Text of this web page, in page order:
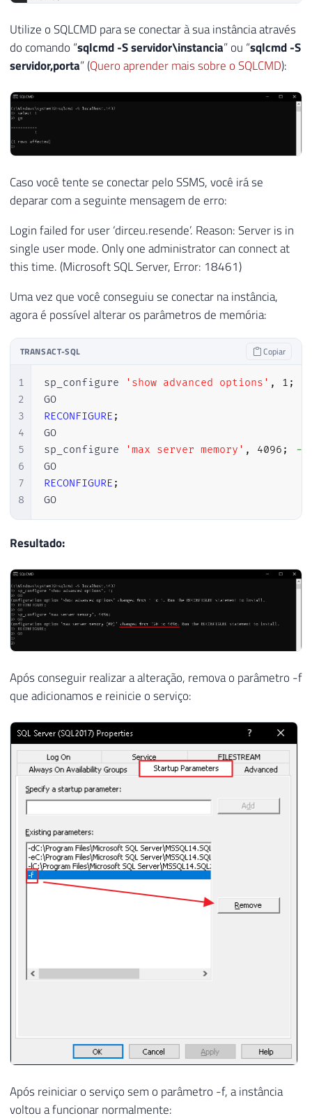
Utilize o SQLCMD para se conectar à sua instância através
do comando “sqlcmd -S servidor\instancia” ou “sqlcmd -S
servidor,porta” (Quero aprender mais sobre o SQLCMD):
Caso você tente se conectar pelo SSMS, você irá se
deparar com a seguinte mensagem de erro:
Login failed for user ‘dirceu.resende’. Reason: Server is in
single user mode. Only one administrator can connect at
this time. (Microsoft SQL Server, Error: 18461)
Uma vez que você conseguiu se conectar na instância,
agora é possível alterar os parâmetros de memória:
TRANSACT-SQL Copiar
1
2
3
4
5
6
7
8
sp_configure 'show advanced options' , 1 ;
GO
RECONFIGURE ;
GO
sp_configure
'max server memory' , 4096 ;
--
GO
RECONFIGURE ;
GO
Resultado:
Após conseguir realizar a alteração, remova o parâmetro -f
que adicionamos e reinicie o serviço:
Após reiniciar o serviço sem o parâmetro -f, a instância
voltou a funcionar normalmente: